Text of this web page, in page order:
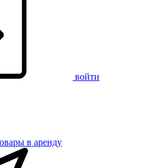
войти
в аренду